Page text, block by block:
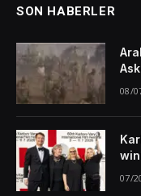
SON HABERLER
08/
07/